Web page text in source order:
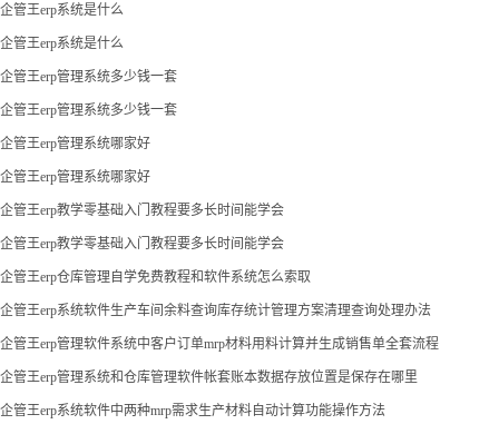
企管王erp系统是什么
企管王erp系统是什么
企管王erp管理系统多少钱一套
企管王erp管理系统多少钱一套
企管王erp管理系统哪家好
企管王erp管理系统哪家好
企管王erp教学零基础入门教程要多长时间能学会
企管王erp教学零基础入门教程要多长时间能学会
企管王erp仓库管理自学免费教程和软件系统怎么索取
企管王erp系统软件生产车间余料查询库存统计管理方案清理查询处理办法
企管王erp管理软件系统中客户订单mrp材料用料计算并生成销售单全套流程
企管王erp管理系统和仓库管理软件帐套账本数据存放位置是保存在哪里
企管王erp系统软件中两种mrp需求生产材料自动计算功能操作方法